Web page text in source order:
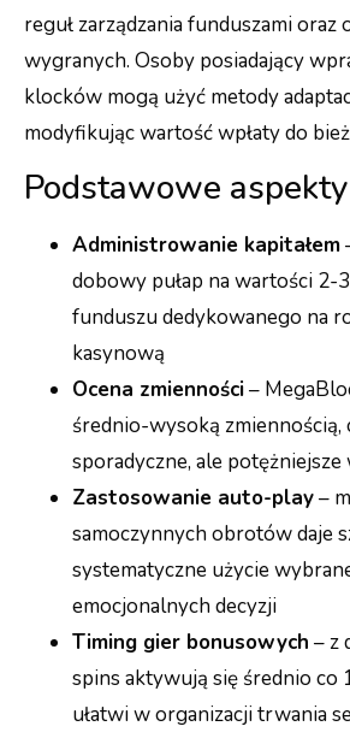
reguł zarządzania funduszami oraz
wygranych. Osoby posiadający
klocków mogą użyć metody
modyfikując wartość wpłaty do
Podstawowe
Administrowanie kapitałem
dobowy pułap na wartości 2-
funduszu dedykowanego na
kasynową
Ocena zmienności–
średnio-wysoką zmiennością,
sporadyczne, ale
Zastosowanie auto-play–
samoczynnych obrotów daje
systematyczne użycie
emocjonalnych decyzji
Timing gier bonusowych – z
spins aktywują się średnio co
ułatwi w organizacji trwania